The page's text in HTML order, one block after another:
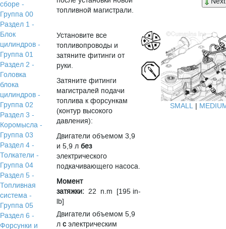
сборе -
Группа 00
Раздел 1 -
Блок
цилиндров -
Группа 01
Раздел 2 -
Головка
блока
цилиндров -
Группа 02
Раздел 3 -
Коромысла -
Группа 03
Раздел 4 -
Толкатели -
Группа 04
Раздел 5 -
Топливная
система -
Группа 05
Раздел 6 -
Форсунки и
топливной магистрали.
Установите все
топливопроводы и
затяните фитинги от
руки.
Затяните фитинги
магистралей подачи
топлива к форсункам
(контур высокого
давления):
Двигатели объемом 3,9
и 5,9 лбез
электрического
подкачивающего насоса.
Момент
затяжки: 22 n.m [195 in-
lb]
Двигатели объемом 5,9
лс электрическим
SMALL |